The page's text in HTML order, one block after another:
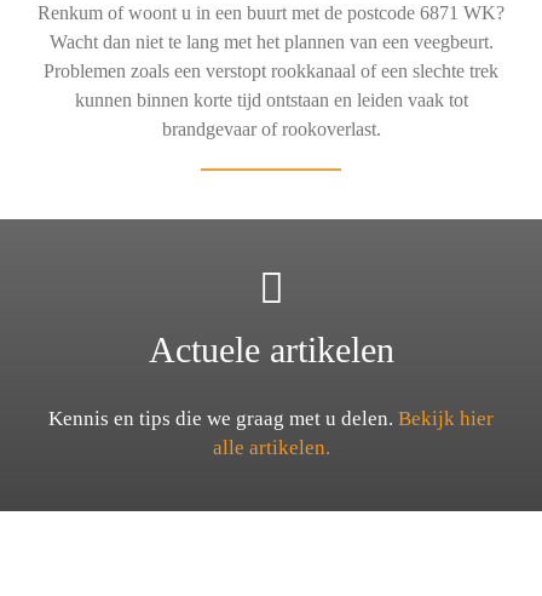
Renkum of woont u in een buurt met de postcode 6871 WK?
Wacht dan niet te lang met het plannen van een veegbeurt.
Problemen zoals een verstopt rookkanaal of een slechte trek
kunnen binnen korte tijd ontstaan en leiden vaak tot
brandgevaar of rookoverlast.
Actuele artikelen
Kennis en tips die we graag met u delen. Bekijk hier
alle artikelen.